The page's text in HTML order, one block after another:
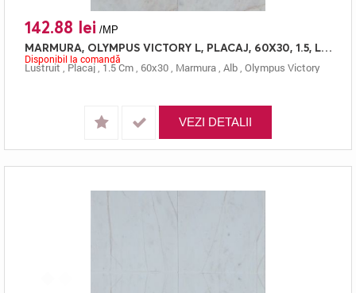
142.88 lei /MP
MARMURA, OLYMPUS VICTORY L, PLACAJ, 60X30, 1.5, LUSTRUIT
Lustruit,Placaj,1.5 Cm 60x30 Marmura Alb Olympus Victory
Disponibil la comandă
VEZI DETALII